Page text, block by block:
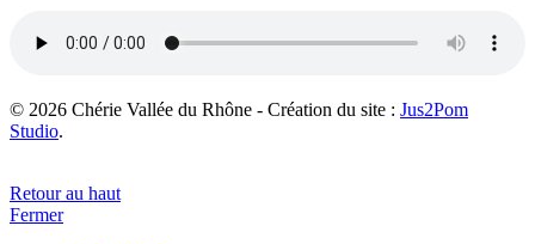
© 2026 Chérie Vallée du Rhône - Création du site : Jus2Pom
Studio.
Retour au haut
Fermer